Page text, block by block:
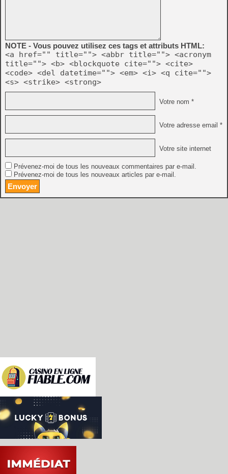
NOTE - Vous pouvez utilisez ces tags et attributs HTML:
<a href="" title=""> <abbr title=""> <acronym
title=""> <b> <blockquote cite=""> <cite>
<code> <del datetime=""> <em> <i> <q cite="">
<s> <strike> <strong>
Votre nom *
Votre adresse email *
Votre site internet
Prévenez-moi de tous les nouveaux commentaires par e-mail.
Prévenez-moi de tous les nouveaux articles par e-mail.